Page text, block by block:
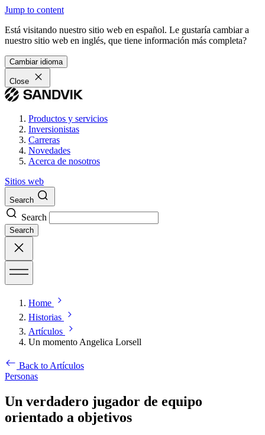
Jump to content
Está visitando nuestro sitio web en español. Le gustaría cambiar a
nuestro sitio web en inglés, que tiene información más completa?
Cambiar idioma
Close
Productos y servicios
Inversionistas
Carreras
Novedades
Acerca de nosotros
Sitios web
Search
Search
Search
Home
Historias
Artículos
Un momento Angelica Lorsell
Back to Artículos
Personas
Un verdadero jugador de equipo
orientado a objetivos